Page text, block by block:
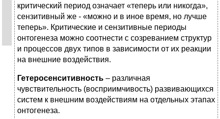
критический период означает «теперь или никогда»,
сензитивный же - «можно и в иное время, но лучше
теперь». Критические и сензитивные периоды
онтогенеза можно соотнести с созреванием структур
и процессов двух типов в зависимости от их реакции
на внешние воздействия.
Гетеросенситивность – различная
чувствительность (восприимчивость) развивающихся
систем к внешним воздействиям на отдельных этапах
онтогенеза.